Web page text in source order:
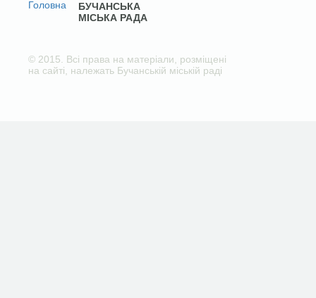
БУЧАНСЬКА
МІСЬКА РАДА
© 2015. Всі права на матеріали, розміщені
на сайті, належать Бучанській міській раді